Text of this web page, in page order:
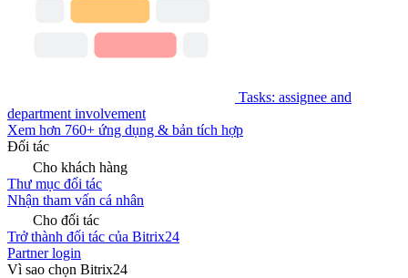
Tasks: assignee and
department involvement
Xem hơn 760+ ứng dụng & bản tích hợp
Đối tác
Cho khách hàng
Thư mục đối tác
Nhận tham vấn cá nhân
Cho đối tác
Trở thành đối tác của Bitrix24
Partner login
Vì sao chọn Bitrix24